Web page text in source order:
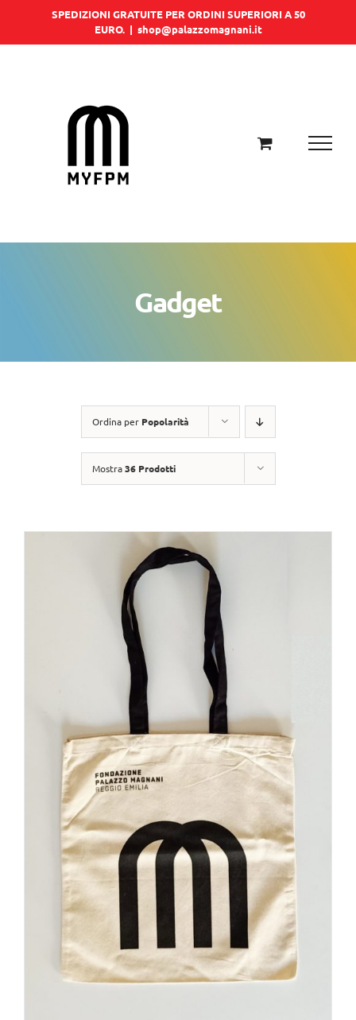
SPEDIZIONI GRATUITE PER ORDINI SUPERIORI A 50
EURO. | shop@palazzomagnani.it
Gadget
Ordina per Popolarità
Mostra36 Prodotti